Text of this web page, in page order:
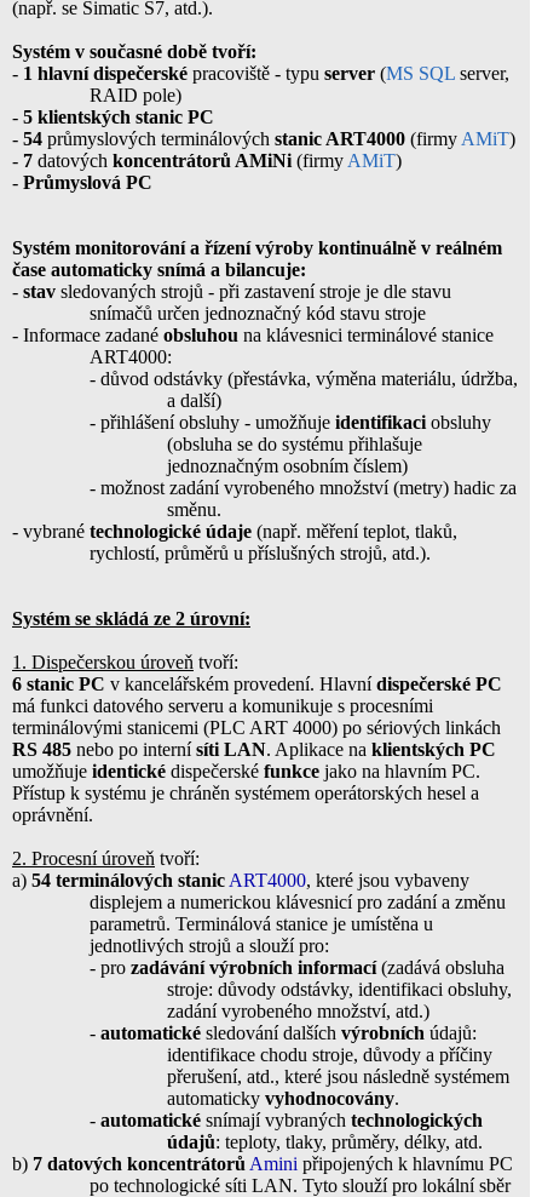
(např. se Simatic S7, atd.).
Systém v současné době tvoří:
- 1 hlavní dispečerské pracoviště - typu server (MS SQL server,
RAID pole)
- 5 klientských stanic PC
- 54 průmyslových terminálových stanic ART4000 (firmy AMiT)
- 7 datových koncentrátorů AMiNi (firmy AMiT)
- Průmyslová PC
Systém monitorování a řízení výroby kontinuálně v reálném
čase automaticky snímá a bilancuje:
- stav sledovaných strojů - při zastavení stroje je dle stavu
snímačů určen jednoznačný kód stavu stroje
- Informace zadané obsluhou na klávesnici terminálové stanice
ART4000:
- důvod odstávky (přestávka, výměna materiálu, údržba,
a další)
- přihlášení obsluhy - umožňuje identifikaci obsluhy
(obsluha se do systému přihlašuje
jednoznačným osobním číslem)
- možnost zadání vyrobeného množství (metry) hadic za
směnu.
- vybrané technologické údaje (např. měření teplot, tlaků,
rychlostí, průměrů u příslušných strojů, atd.).
Systém se skládá ze 2 úrovní:
1. Dispečerskou úroveň tvoří:
6 stanic PC v kancelářském provedení. Hlavnídispečerské PC
má funkci datového serveru a komunikuje s procesními
terminálovými stanicemi (PLC ART 4000) po sériových linkách
RS 485 nebo po internísíti LAN. Aplikace na klientských PC
umožňuje identické dispečerské funkce jako na hlavním PC.
Přístup k systému je chráněn systémem operátorských hesel a
oprávnění.
2. Procesní úroveň tvoří:
a) 54 terminálových stanic ART4000, které jsou vybaveny
displejem a numerickou klávesnicí pro zadání a změnu
parametrů. Terminálová stanice je umístěna u
jednotlivých strojů a slouží pro:
- pro zadávání výrobních informací(zadává obsluha
stroje: důvody odstávky, identifikaci obsluhy,
zadání vyrobeného množství, atd.)
- automatické sledování dalších výrobních údajů:
identifikace chodu stroje, důvody a příčiny
přerušení, atd., které jsou následně systémem
automaticky vyhodnocovány.
- automatické snímají vybraných technologických
údajů: teploty, tlaky, průměry, délky, atd.
b) 7 datových koncentrátorů Amini připojených k hlavnímu PC
po technologické síti LAN. Tyto slouží pro lokální sběr